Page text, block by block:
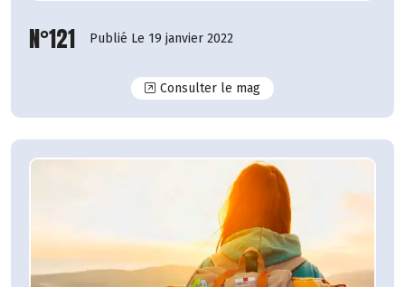
N°121 Publié Le 19 janvier 2022
Consulter le magN°121